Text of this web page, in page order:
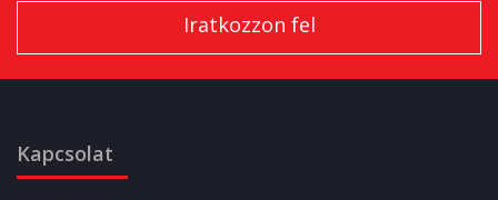
Kapcsolat